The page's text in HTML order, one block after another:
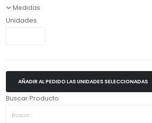
Buscar Producto
Medidas
Unidades
AÑADIR AL PEDIDO LAS UNIDADES SELECCIONADAS